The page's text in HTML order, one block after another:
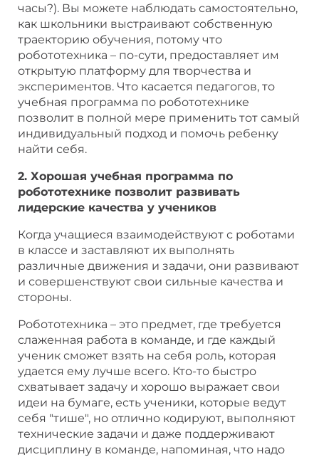
часы?). Вы можете наблюдать самостоятельно,
как школьники выстраивают собственную
траекторию обучения, потому что
робототехника – по-сути, предоставляет им
открытую платформу для творчества и
экспериментов. Что касается педагогов, то
учебная программа по робототехнике
позволит в полной мере применить тот самый
индивидуальный подход и помочь ребенку
найти себя.
2. Хорошая учебная программа по
робототехнике позволит развивать
лидерские качества у учеников
Когда учащиеся взаимодействуют с роботами
в классе и заставляют их выполнять
различные движения и задачи, они развивают
и совершенствуют свои сильные качества и
стороны.
Робототехника – это предмет, где требуется
слаженная работа в команде, и где каждый
ученик сможет взять на себя роль, которая
удается ему лучше всего. Кто-то быстро
схватывает задачу и хорошо выражает свои
идеи на бумаге, есть ученики, которые ведут
себя "тише", но отлично кодируют, выполняют
технические задачи и даже поддерживают
дисциплину в команде, напоминая, что надо